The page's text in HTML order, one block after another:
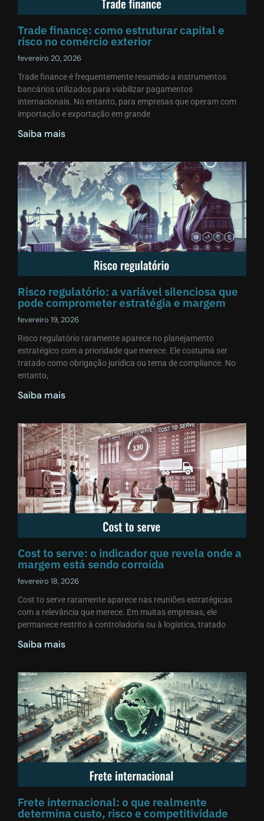
Trade finance: como estruturar capital e
risco no comércio exterior
fevereiro 20, 2026
Trade finance é frequentemente resumido a instrumentos
bancários utilizados para viabilizar pagamentos
internacionais. No entanto, para empresas que operam com
importação e exportação em grande
Saiba mais
Risco regulatório: a variável silenciosa que
pode comprometer estratégia e margem
fevereiro 19, 2026
Risco regulatório raramente aparece no planejamento
estratégico com a prioridade que merece. Ele costuma ser
tratado como obrigação jurídica ou tema de compliance. No
entanto,
Saiba mais
Cost to serve: o indicador que revela onde a
margem está sendo corroída
fevereiro 18, 2026
Cost to serve raramente aparece nas reuniões estratégicas
com a relevância que merece. Em muitas empresas, ele
permanece restrito à controladoria ou à logística, tratado
Saiba mais
Frete internacional: o que realmente
determina custo, risco e competitividade